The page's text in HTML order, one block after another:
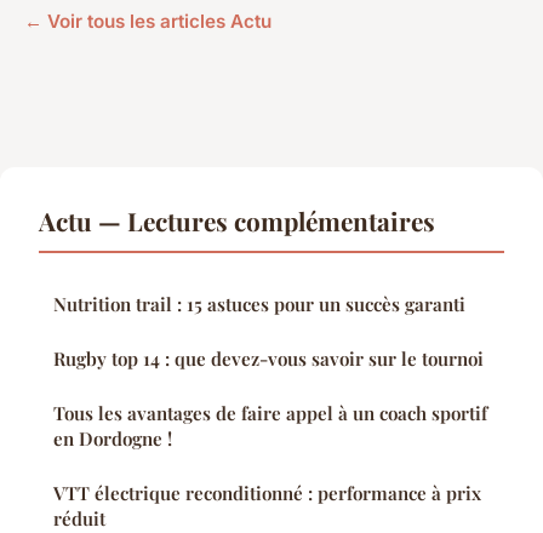
← Voir tous les articles Actu
Actu — Lectures complémentaires
Nutrition trail : 15 astuces pour un succès garanti
Rugby top 14 : que devez-vous savoir sur le tournoi
Tous les avantages de faire appel à un coach sportif
en Dordogne !
VTT électrique reconditionné : performance à prix
réduit